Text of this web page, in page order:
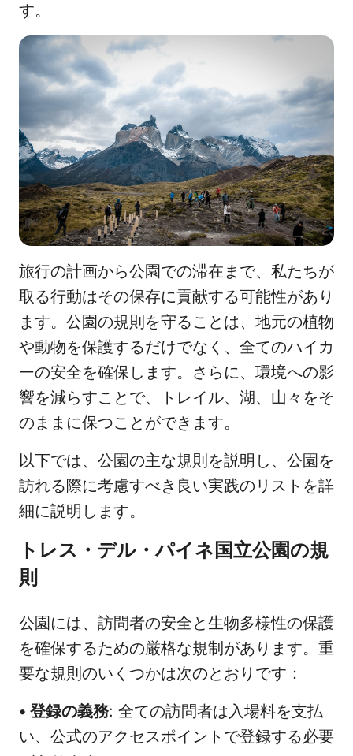
す。
旅行の計画から公園での滞在まで、私たちが
取る行動はその保存に貢献する可能性があり
ます。公園の規則を守ることは、地元の植物
や動物を保護するだけでなく、全てのハイカ
ーの安全を確保します。さらに、環境への影
響を減らすことで、トレイル、湖、山々をそ
のままに保つことができます。
以下では、公園の主な規則を説明し、公園を
訪れる際に考慮すべき良い実践のリストを詳
細に説明します。
トレス・デル・パイネ国立公園の規
則
公園には、訪問者の安全と生物多様性の保護
を確保するための厳格な規制があります。重
要な規則のいくつかは次のとおりです：
• 登録の義務: 全ての訪問者は入場料を支払
い、公式のアクセスポイントで登録する必要